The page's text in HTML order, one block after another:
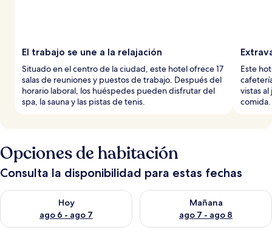
El trabajo se une a la relajación
Situado en el centro de la ciudad, este hotel ofrece 17
salas de reuniones y puestos de trabajo. Después del
horario laboral, los huéspedes pueden disfrutar del
spa, la sauna y las pistas de tenis.
Este
vistas
comida.
Opciones de habitación
Consulta la disponibilidad para estas fechas
Hoy
ago 6 - ago 7
Consulta la disponibilidad para hoy ago 6 - ago 7
Mañana
ago 7 - ago 8
Consulta la disponibilidad